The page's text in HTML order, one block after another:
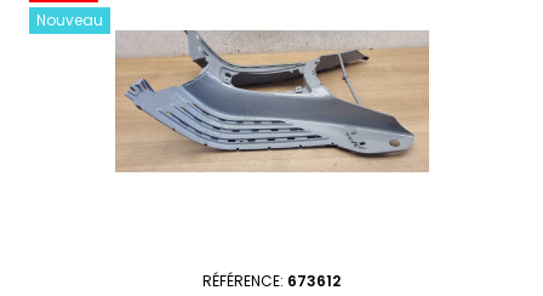
Nouveau
RÉFÉRENCE: 673612